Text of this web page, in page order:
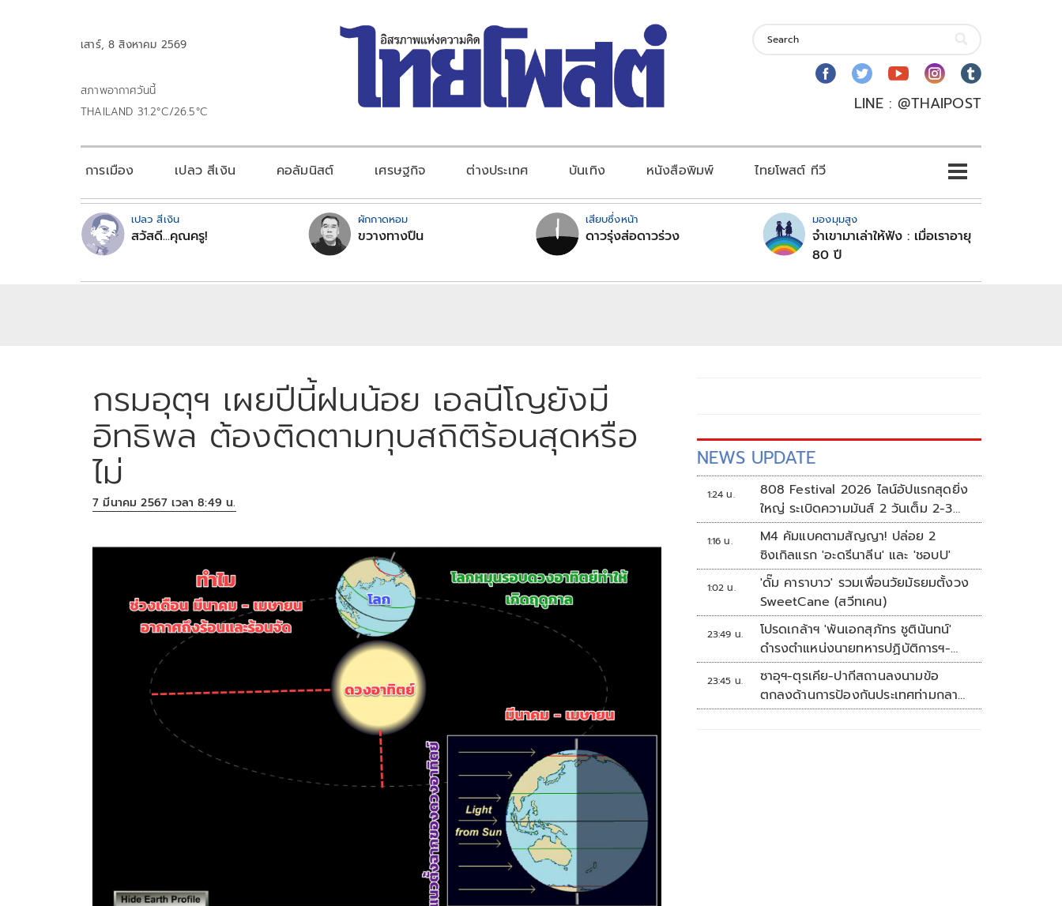
เสาร์, 8 สิงหาคม 2569
สภาพอากาศวันนี้
THAILAND 31.2°C/26.5°C
LINE : @THAIPOST
การเมือง เปลว สีเงิน คอลัมนิสต์ เศรษฐกิจ ต่างประเทศ บันเทิง หนังสือพิมพ์ ไทยโพสต์ ทีวี
เปลว สีเงิน
สวัสดี...คุณครู!
ผักกาดหอม
ขวางทางปืน
เสียบซึ่งหน้า
ดาวรุ่งส่อดาวร่วง
มองมุมสูง
จำเขามาเล่าให้ฟัง : เมื่อเราอายุ
80 ปี
กรมอุตุฯ เผยปีนี้ฝนน้อย เอลนีโญยังมี
อิทธิพล ต้องติดตามทุบสถิติร้อนสุดหรือ
ไม่
7 มีนาคม 2567 เวลา 8:49 น.
NEWS UPDATE
1:24 น.
808 Festival 2026 ไลน์อัปแรกสุดยิ่ง
ใหญ่ ระเบิดความมันส์ 2 วันเต็ม 2-3
ต.ค.นี้
1:16 น.
M4 คัมแบคตามสัญญา! ปล่อย 2
ซิงเกิลแรก 'อะดรีนาลีน' และ 'ชอบU'
1:02 น.
'ดั๊ม คาราบาว' รวมเพื่อนวัยมัธยมตั้งวง
SweetCane (สวีทเคน)
23:49 น.
โปรดเกล้าฯ 'พันเอกสุภัทร ชูตินันทน์'
ดำรงตำแหน่งนายทหารปฏิบัติการฯ-
พระราชทานยศ 'พลตรี'
23:45 น.
ซาอุฯ-ตุรเคีย-ปากีสถานลงนามข้อ
ตกลงด้านการป้องกันประเทศท่ามกลาง
สงครามในภูมิภาค